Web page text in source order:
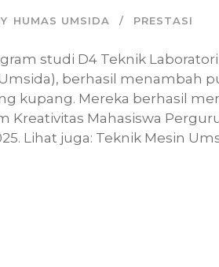
HUMAS UMSIDA PRESTASI
studi D4 Teknik
berhasil menambah
kupang. Mereka berhasil
Kreativitas Mahasiswa
Lihat juga: Teknik Mesin